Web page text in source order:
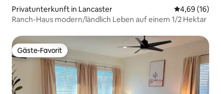
Privatunterkunft in Lancaster
4,69 (16)
Ranch-Haus modern/ländlich Leben auf einem 1/2 Hektar
Gäste-Favorit
Gäste-Favorit